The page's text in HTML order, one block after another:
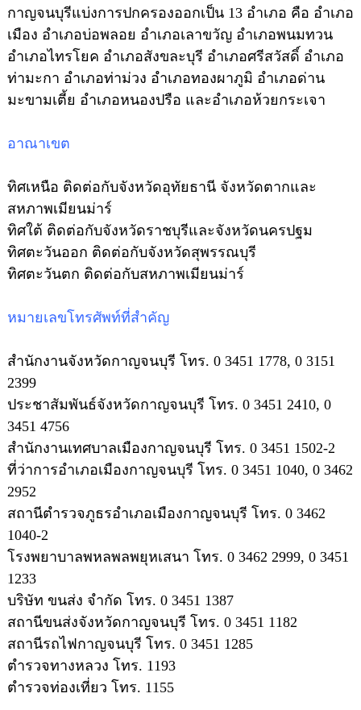
กาญจนบุรีแบ่งการปกครองออกเป็น 13 อำเภอ คือ อำเภอ
เมือง อำเภอบ่อพลอย อำเภอเลาขวัญ อำเภอพนมทวน
อำเภอไทรโยค อำเภอสังขละบุรี อำเภอศรีสวัสดิ์ อำเภอ
ท่ามะกา อำเภอท่าม่วง อำเภอทองผาภูมิ อำเภอด่าน
มะขามเตี้ย อำเภอหนองปรือ และอำเภอห้วยกระเจา
อาณาเขต
ทิศเหนือ ติดต่อกับจังหวัดอุทัยธานี จังหวัดตากและ
สหภาพเมียนม่าร์
ทิศใต้ ติดต่อกับจังหวัดราชบุรีและจังหวัดนครปฐม
ทิศตะวันออก ติดต่อกับจังหวัดสุพรรณบุรี
ทิศตะวันตก ติดต่อกับสหภาพเมียนม่าร์
หมายเลขโทรศัพท์ที่สำคัญ
สำนักงานจังหวัดกาญจนบุรี โทร. 0 3451 1778, 0 3151
2399
ประชาสัมพันธ์จังหวัดกาญจนบุรี โทร. 0 3451 2410, 0
3451 4756
สำนักงานเทศบาลเมืองกาญจนบุรี โทร. 0 3451 1502-2
ที่ว่าการอำเภอเมืองกาญจนบุรี โทร. 0 3451 1040, 0 3462
2952
สถานีตำรวจภูธรอำเภอเมืองกาญจนบุรี โทร. 0 3462
1040-2
โรงพยาบาลพหลพลพยุหเสนา โทร. 0 3462 2999, 0 3451
1233
บริษัท ขนส่ง จำกัด โทร. 0 3451 1387
สถานีขนส่งจังหวัดกาญจนบุรี โทร. 0 3451 1182
สถานีรถไฟกาญจนบุรี โทร. 0 3451 1285
ตำรวจทางหลวง โทร. 1193
ตำรวจท่องเที่ยว โทร. 1155